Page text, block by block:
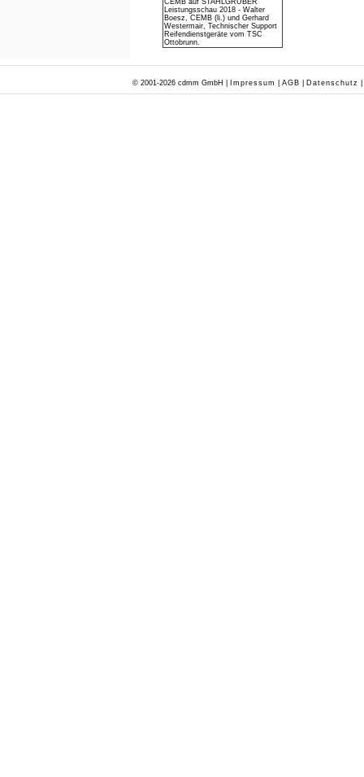
CEMB auf STAHLGRUBER
Leistungsschau 2018 - Walter
Boesz, CEMB (li.) und Gerhard
Westermair, Technischer Support
Reifendienstgeräte vom TSC
Ottobrunn.
© 2001-2026 cdmm GmbH | Impressum AGB Datenschutz